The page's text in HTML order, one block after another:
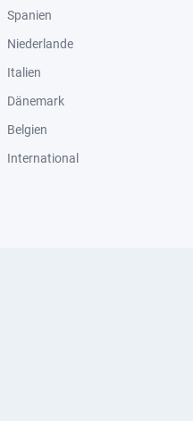
Spanien
Niederlande
Italien
Dänemark
Belgien
International